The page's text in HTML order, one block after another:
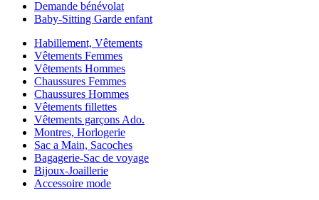
Demande bénévolat
Baby-Sitting Garde enfant
Habillement, Vêtements
Vêtements Femmes
Vêtements Hommes
Chaussures Femmes
Chaussures Hommes
Vêtements fillettes
Vêtements garçons Ado.
Montres, Horlogerie
Sac a Main, Sacoches
Bagagerie-Sac de voyage
Bijoux-Joaillerie
Accessoire mode